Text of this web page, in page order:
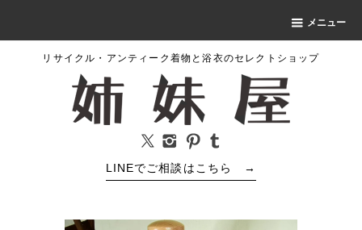
メニュー
リサイクル・アンティーク着物と浴衣のセレクトショップ
LINEでご相談はこちら →